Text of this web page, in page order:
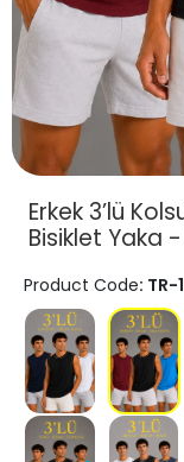
Erkek 3’lü
Bisiklet Yaka
Product Code: TR-